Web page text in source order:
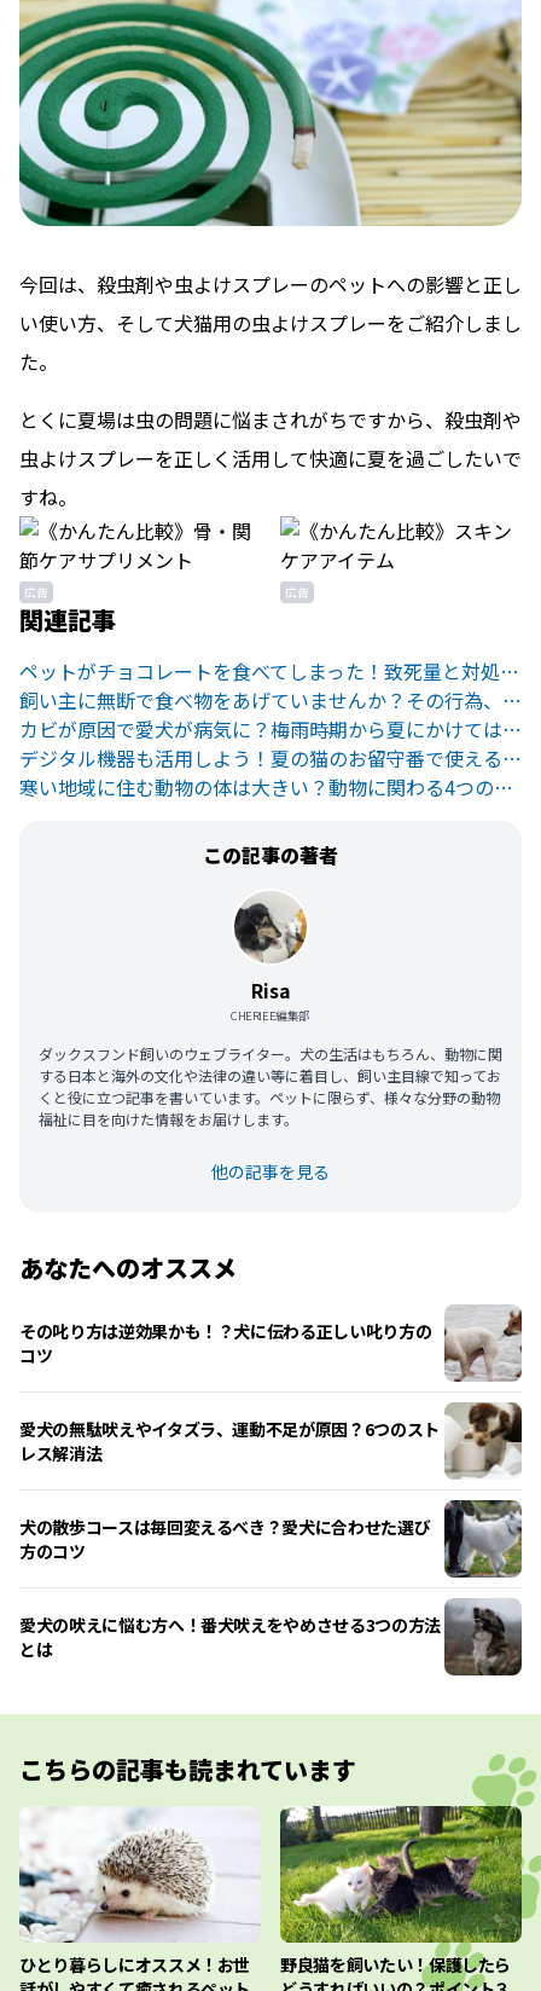
今回は、殺虫剤や虫よけスプレーのペットへの影響と正し
い使い方、そして犬猫用の虫よけスプレーをご紹介しまし
た。
とくに夏場は虫の問題に悩まされがちですから、殺虫剤や
虫よけスプレーを正しく活用して快適に夏を過ごしたいで
すね。
広告 広告
関連記事
ペットがチョコレートを食べてしまった！致死量と対処法について
飼い主に無断で食べ物をあげていませんか？その行為、「ジャーキーテロ」かも！？
カビが原因で愛犬が病気に？梅雨時期から夏にかけては気をつけよう
デジタル機器も活用しよう！夏の猫のお留守番で使えるおすすめグッズ
寒い地域に住む動物の体は大きい？動物に関わる4つの法則を解説！
この記事の著者
Risa
CHERIEE編集部
ダックスフンド飼いのウェブライター。犬の生活はもちろん、動物に関
する日本と海外の文化や法律の違い等に着目し、飼い主目線で知ってお
くと役に立つ記事を書いています。ペットに限らず、様々な分野の動物
福祉に目を向けた情報をお届けします。
他の記事を見る
あなたへのオススメ
その叱り方は逆効果かも！？犬に伝わる正しい叱り方の
コツ
愛犬の無駄吠えやイタズラ、運動不足が原因？6つのスト
レス解消法
犬の散歩コースは毎回変えるべき？愛犬に合わせた選び
方のコツ
愛犬の吠えに悩む方へ！番犬吠えをやめさせる3つの方法
とは
こちらの記事も読まれています
ひとり暮らしにオススメ！お世
野良猫を飼いたい！保護したら